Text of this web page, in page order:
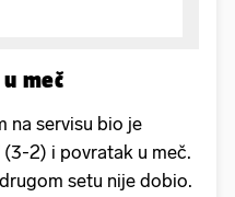
meč
na servisu bio je
2) i povratak u meč.
setu nije dobio.